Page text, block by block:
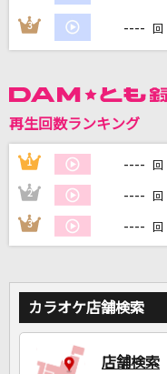
3 ---- 回
再生回数ランキング
1 ---- 回
2 ---- 回
3 ---- 回
カラオケ店舗検索
店舗検索